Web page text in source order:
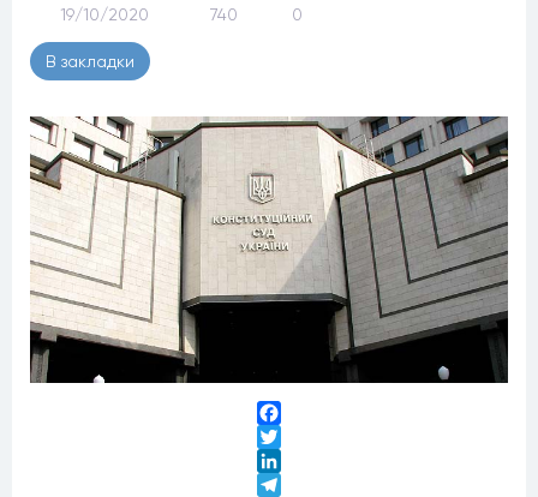
19/10/2020 740 0
В закладки
Facebook
Twitter
LinkedIn